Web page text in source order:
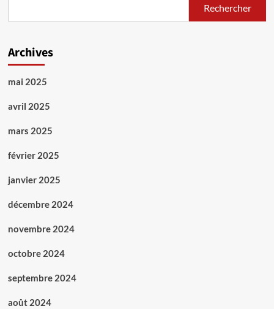
Rechercher
Archives
mai 2025
avril 2025
mars 2025
février 2025
janvier 2025
décembre 2024
novembre 2024
octobre 2024
septembre 2024
août 2024